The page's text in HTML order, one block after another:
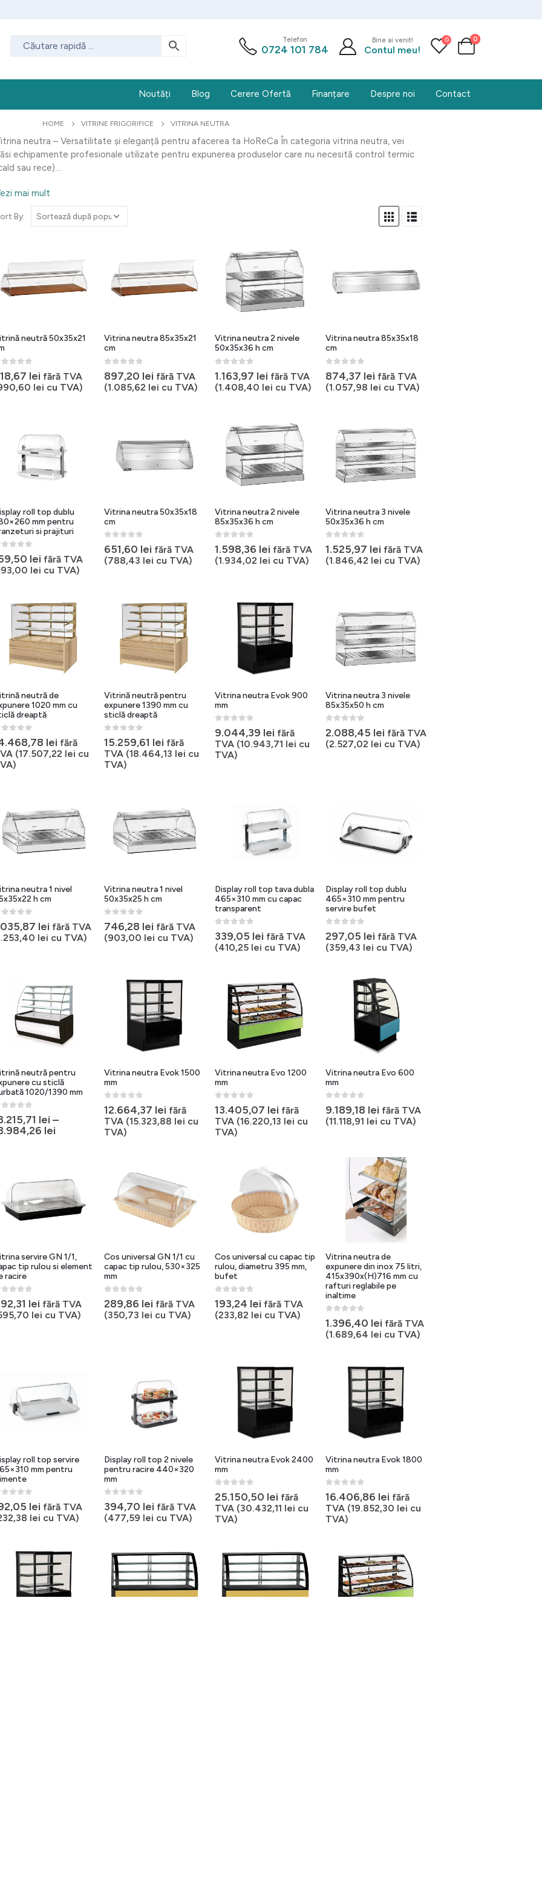
Telefon
0724 101 784
Bine ai venit!
Contul meu!
0 0
Noutăți Blog Cerere Ofertă Finanțare Despre noi Contact
HOME VITRINE FRIGORIFICE VITRINA NEUTRA
neutra – Versatilitate și eleganță pentru afacerea ta HoReCa În categoria vitrina neutra, vei
echipamente profesionale utilizate pentru expunerea produselor care nu necesită control termic
sau rece)....
mai mult
By:
neutră 50x35x21
lei fără TVA
lei cu TVA)
Vitrina neutra 85x35x21
cm
897,20 lei fără TVA
(1.085,62 lei cu TVA)
Vitrina neutra 2 nivele
50x35x36 h cm
1.163,97 lei fără TVA
(1.408,40 lei cu TVA)
Vitrina neutra 85x35x18
cm
874,37 lei fără TVA
(1.057,98 lei cu TVA)
roll top dublu
mm pentru
si prajituri
of 5 lei fără TVA
lei cu TVA)
Vitrina neutra 50x35x18
cm
0out of 5
651,60 lei fără TVA
(788,43 lei cu TVA)
Vitrina neutra 2 nivele
85x35x36 h cm
0 out of 5
1.598,36 lei fără TVA
(1.934,02 lei cu TVA)
Vitrina neutra 3 nivele
50x35x36 h cm
0 out of 5
1.525,97 lei fără TVA
(1.846,42 lei cu TVA)
neutră de
1020 mm cu
dreaptă
out of 5 lei fără
(17.507,22 lei cu
Vitrină neutră pentru
expunere 1390 mm cu
sticlă dreaptă
0 out of 5
15.259,61 lei fără
TVA (18.464,13 lei cu
TVA)
Vitrina neutra Evok 900
mm
0out of 5
9.044,39 lei fără
TVA (10.943,71 lei cu
TVA)
Vitrina neutra 3 nivele
85x35x50 h cm
0out of 5
2.088,45 lei fără TVA
(2.527,02 lei cu TVA)
neutra 1 nivel
h cm
out of 5 lei fără TVA
lei cu TVA)
Vitrina neutra 1 nivel
50x35x25 h cm
0out of 5
746,28 lei fără TVA
(903,00 lei cu TVA)
Display roll top tava dubla
465×310 mm cu capac
transparent
0out of 5
339,05 lei fără TVA
(410,25 lei cu TVA)
Display roll top dublu
465×310 mm pentru
servire bufet
0out of 5
297,05 lei fără TVA
(359,43 lei cu TVA)
neutră pentru
cu sticlă
1020/1390 mm
of 5 lei –
lei
Vitrina neutra Evok 1500
mm
0 out of 5
12.664,37 lei fără
TVA (15.323,88 lei cu
TVA)
Vitrina neutra Evo 1200
mm
0 out of 5
13.405,07 lei fără
TVA (16.220,13 lei cu
TVA)
Vitrina neutra Evo 600
mm
0out of 5
9.189,18 lei fără TVA
(11.118,91 lei cu TVA)
servire GN 1/1,
tip rulou si element
racire
of 5 lei fără TVA
lei cu TVA)
Cos universal GN 1/1 cu
capac tip rulou, 530×325
mm
0out of 5
289,86 lei fără TVA
(350,73 lei cu TVA)
Cos universal cu capac tip
rulou, diametru 395 mm,
bufet
0 out of 5
193,24 lei fără TVA
(233,82 lei cu TVA)
Vitrina neutra de
expunere din inox 75 litri,
415x390x(H)716 mm cu
rafturi reglabile pe
inaltime
0 out of 5
1.396,40 lei fără TVA
(1.689,64 lei cu TVA)
roll top servire
mm pentru
of 5 lei fără TVA
lei cu TVA)
Display roll top 2 nivele
pentru racire 440×320
mm
0out of 5
394,70 lei fără TVA
(477,59 lei cu TVA)
Vitrina neutra Evok 2400
mm
0out of 5
25.150,50 lei fără
TVA (30.432,11 lei cu
TVA)
Vitrina neutra Evok 1800
mm
0 out of 5
16.406,86 lei fără
TVA (19.852,30 lei cu
TVA)